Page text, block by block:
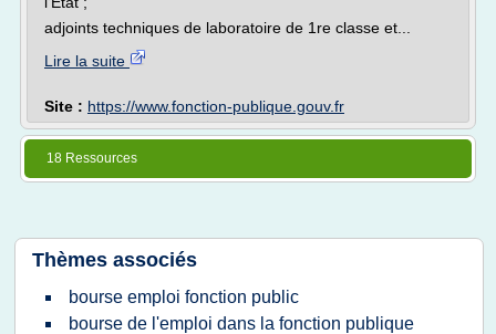
adjoints techniques de laboratoire de 1re classe et...
Lire la suite
Site : https://www.fonction-publique.gouv.fr
18 Ressources
Thèmes associés
bourse emploi fonction public
bourse de l'emploi dans la fonction publique